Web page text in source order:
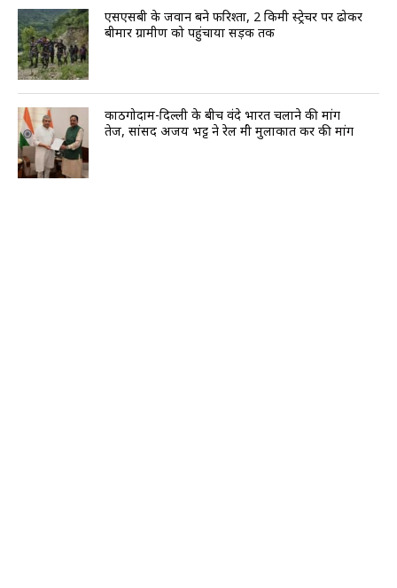
एसएसबी के जवान बने फरिश्ता, 2 किमी स्ट्रेचर पर ढोकर
बीमार ग्रामीण को पहुंचाया सड़क तक
काठगोदाम-दिल्ली के बीच वंदे भारत चलाने की मांग
तेज, सांसद अजय भट्ट ने रेल मंत्री मुलाकात कर की मांग